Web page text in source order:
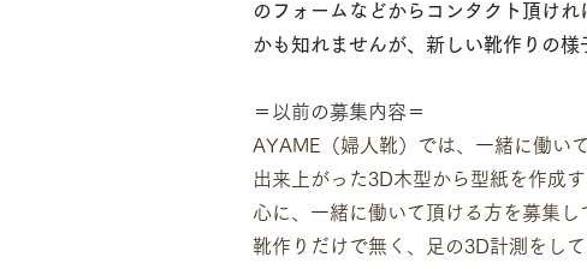
のフォームなどからコンタクト頂け
かも知れませんが、新しい靴作りの様
＝以前の募集内容＝
AYAME（婦人靴）では、一緒に働い
出来上がった3D木型から型紙を作成
心に、一緒に働いて頂ける方を募集し
靴作りだけで無く、足の3D計測をし